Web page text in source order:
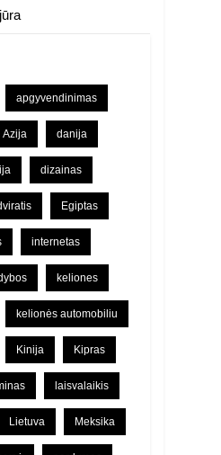
apgyvendinimas
Azija danija
dizainas
Egiptas
internetas
keliones
kelionės automobiliu
Kinija Kipras
laisvalaikis
Lietuva Meksika